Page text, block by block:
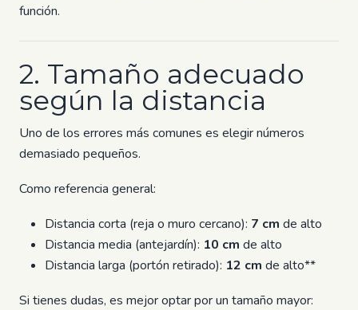
función.
2. Tamaño adecuado
según la distancia
Uno de los errores más comunes es elegir números
demasiado pequeños.
Como referencia general:
Distancia corta (reja o muro cercano): 7 cm de alto
Distancia media (antejardín): 10 cm de alto
Distancia larga (portón retirado): 12 cm de alto**
Si tienes dudas, es mejor optar por un tamaño mayor: